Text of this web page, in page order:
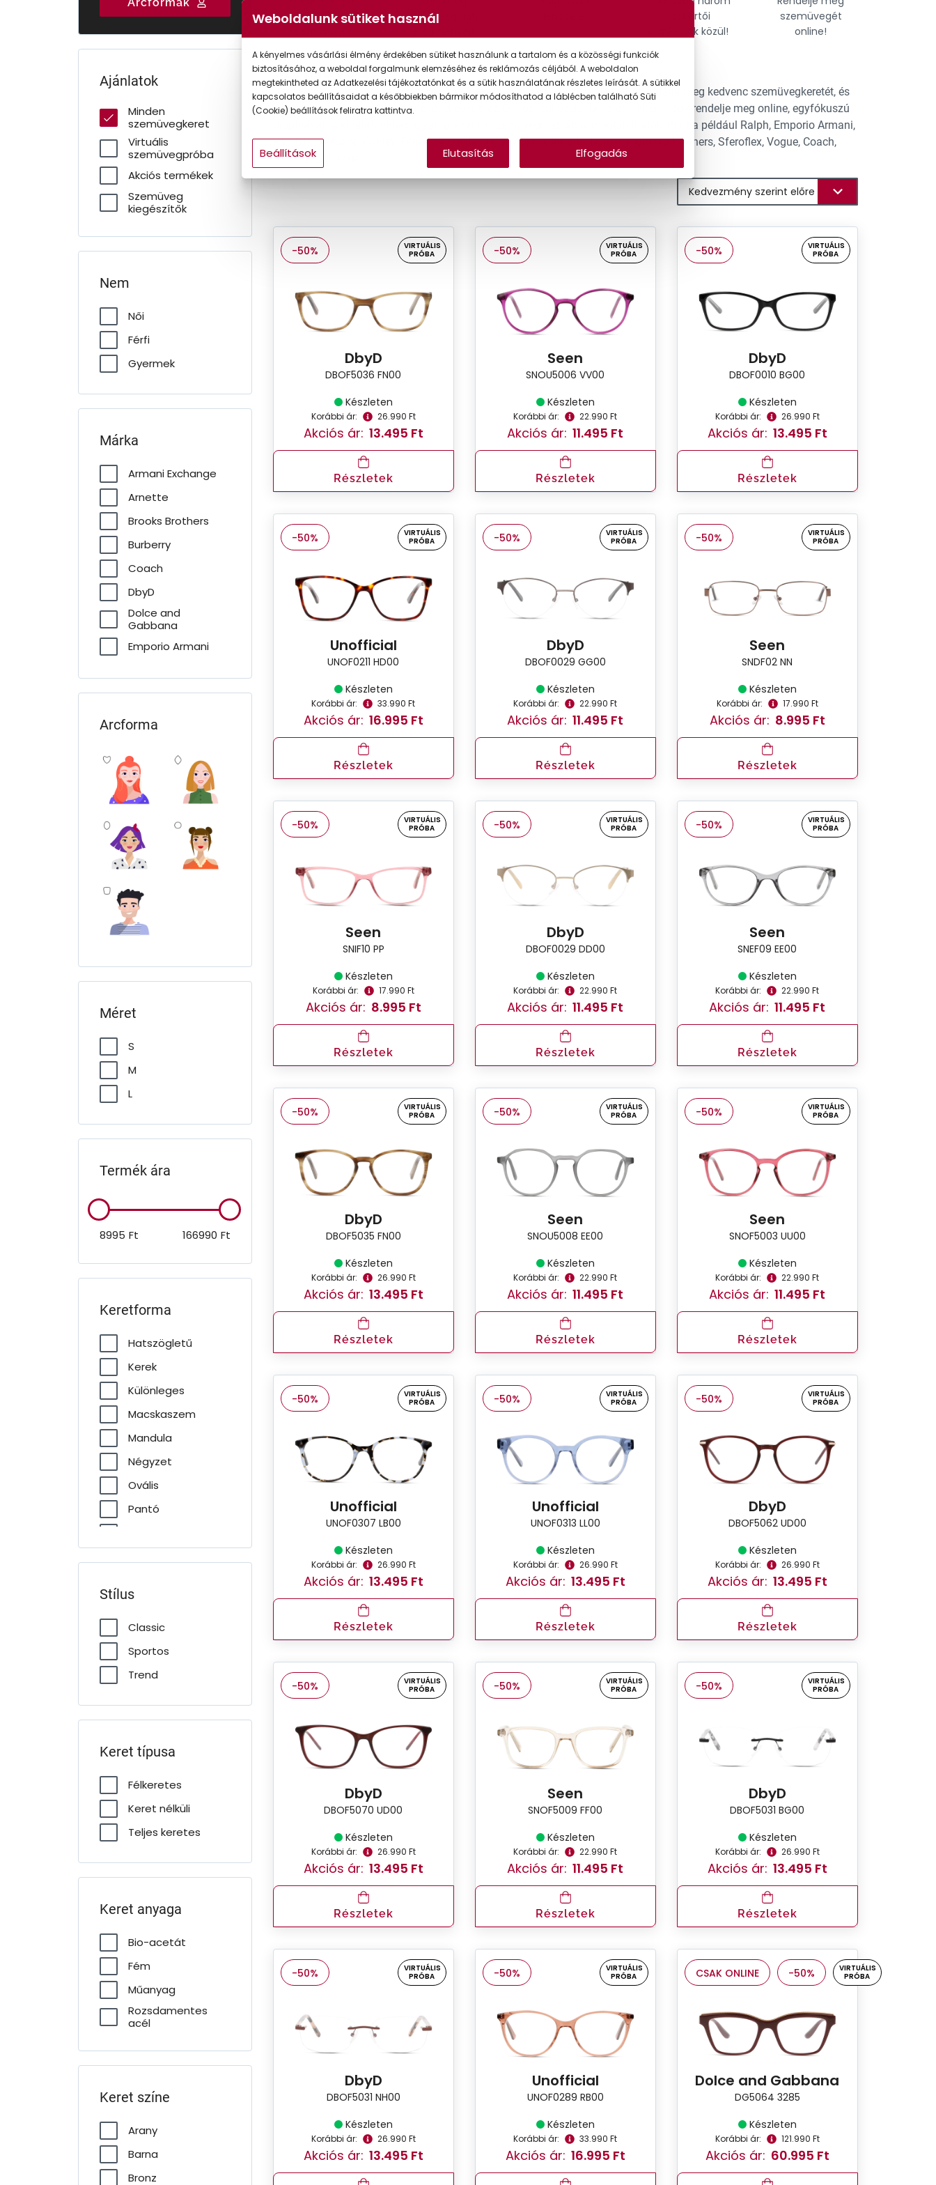
Ajánlatok
Minden
szemüvegkeret
Virtuális
szemüvegpróba
Akciós termékek
Szemüveg
kiegészítők
Nem
Női
Férfi
Gyermek
Márka
Armani Exchange
Arnette
Brooks Brothers
Burberry
Coach
DbyD
Dolce and
Gabbana
Emporio Armani
Furla
Jimmy Choo
Michael Kors
O'Neill
Oakley
Polo Ralph Lauren
Prada
Ralph Lauren
Sferoflex
Swarovski
Ted Baker
Tory Burch
Unofficial
Versace
Arcforma
Méret
S
M
L
Termék ára
8995 Ft 166990 Ft
Keretforma
Hatszögletű
Kerek
Különleges
Macskaszem
Mandula
Négyzet
Ovális
Pantó
Stílus
Classic
Sportos
Trend
Keret típusa
Félkeretes
Keret nélküli
Teljes keretes
Keret anyaga
Bio-acetát
Fém
Műanyag
Rozsdamentes
acél
Keret színe
Arany
Barna
Bronz
ajánlatunk közül!
szemüvegét
online!
tökéletes
látásvizsgálati
szakértői
ajánlatunk közül!
szemüvegét
online!
Szemüvegek
Szemüvegkínálatunkban számos világ- és exkluzív márka közül válogathat. Találja meg kedvenc szemüvegkeretét, és
vásárolja meg a megfelelő lencsével együtt az Önhöz legközelebbi üzletünkben, vagy rendelje meg online, egyfókuszú
dioptriával! A kínálatunkban olyan prémium szemüvegmárkák is megtalálhatók, mint a például Ralph, Emporio Armani,
Ray-Ban, Versace, Oakley, Ferrari Scuderia, Jimmy Choo, Arnette, Burberry, Brooks Brothers, Sferoflex, Vogue, Coach,
Armani Exchange.
-50%
VIRTUÁLIS
PRÓBA
DbyD
DBOF5036 FN00
Készleten
Korábbi ár: 26.990 Ft
Akciós ár: 13.495 Ft
Részletek
-50%
VIRTUÁLIS
PRÓBA
Seen
SNOU5006 VV00
Készleten
Korábbi ár: 22.990 Ft
Akciós ár: 11.495 Ft
Részletek
-50%
VIRTUÁLIS
PRÓBA
DbyD
DBOF0010 BG00
Készleten
Korábbi ár: 26.990 Ft
Akciós ár: 13.495 Ft
Részletek
-50%
VIRTUÁLIS
PRÓBA
Unofficial
UNOF0211 HD00
Készleten
Korábbi ár: 33.990 Ft
Akciós ár: 16.995 Ft
Részletek
-50%
VIRTUÁLIS
PRÓBA
DbyD
DBOF0029 GG00
Készleten
Korábbi ár: 22.990 Ft
Akciós ár: 11.495 Ft
Részletek
-50%
VIRTUÁLIS
PRÓBA
Seen
SNDF02 NN
Készleten
Korábbi ár: 17.990 Ft
Akciós ár: 8.995 Ft
Részletek
-50%
VIRTUÁLIS
PRÓBA
Seen
SNIF10 PP
Készleten
Korábbi ár: 17.990 Ft
Akciós ár: 8.995 Ft
Részletek
-50%
VIRTUÁLIS
PRÓBA
DbyD
DBOF0029 DD00
Készleten
Korábbi ár: 22.990 Ft
Akciós ár: 11.495 Ft
Részletek
-50%
VIRTUÁLIS
PRÓBA
Seen
SNEF09 EE00
Készleten
Korábbi ár: 22.990 Ft
Akciós ár: 11.495 Ft
Részletek
-50%
VIRTUÁLIS
PRÓBA
DbyD
DBOF5035 FN00
Készleten
Korábbi ár: 26.990 Ft
Akciós ár: 13.495 Ft
Részletek
-50%
VIRTUÁLIS
PRÓBA
Seen
SNOU5008 EE00
Készleten
Korábbi ár: 22.990 Ft
Akciós ár: 11.495 Ft
Részletek
-50%
VIRTUÁLIS
PRÓBA
Seen
SNOF5003 UU00
Készleten
Korábbi ár: 22.990 Ft
Akciós ár: 11.495 Ft
Részletek
-50%
VIRTUÁLIS
PRÓBA
Unofficial
UNOF0307 LB00
Készleten
Korábbi ár: 26.990 Ft
Akciós ár: 13.495 Ft
Részletek
-50%
VIRTUÁLIS
PRÓBA
Unofficial
UNOF0313 LL00
Készleten
Korábbi ár: 26.990 Ft
Akciós ár: 13.495 Ft
Részletek
-50%
VIRTUÁLIS
PRÓBA
DbyD
DBOF5062 UD00
Készleten
Korábbi ár: 26.990 Ft
Akciós ár: 13.495 Ft
Részletek
-50%
VIRTUÁLIS
PRÓBA
DbyD
DBOF5070 UD00
Készleten
Korábbi ár: 26.990 Ft
Akciós ár: 13.495 Ft
Részletek
-50%
VIRTUÁLIS
PRÓBA
Seen
SNOF5009 FF00
Készleten
Korábbi ár: 22.990 Ft
Akciós ár: 11.495 Ft
Részletek
-50%
VIRTUÁLIS
PRÓBA
DbyD
DBOF5031 BG00
Készleten
Korábbi ár: 26.990 Ft
Akciós ár: 13.495 Ft
Részletek
-50%
VIRTUÁLIS
PRÓBA
DbyD
DBOF5031 NH00
Készleten
Korábbi ár: 26.990 Ft
Akciós ár: 13.495 Ft
-50%
VIRTUÁLIS
PRÓBA
Unofficial
UNOF0289 RB00
Készleten
Korábbi ár: 33.990 Ft
Akciós ár: 16.995 Ft
CSAK ONLINE -50%
VIRTUÁLIS
PRÓBA
Dolce and Gabbana
DG5064 3285
Készleten
Korábbi ár: 121.990 Ft
Akciós ár: 60.995 Ft
Weboldalunk sütiket használ
A kényelmes vásárlási élmény érdekében sütiket használunk a tartalom és a közösségi funkciók
biztosításához, a weboldal forgalmunk elemzéséhez és reklámozás céljából. A weboldalon
megtekintheted az Adatkezelési tájékoztatónkat és a sütik használatának részletes leírását. A sütikkel
kapcsolatos beállításaidat a későbbiekben bármikor módosíthatod a láblécben található Süti
(Cookie) beállítások feliratra kattintva.
Beállítások Elutasítás Elfogadás